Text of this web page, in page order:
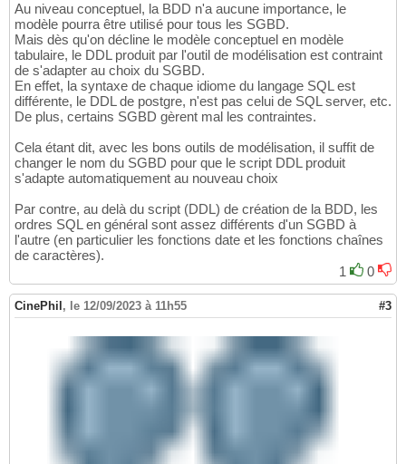
Au niveau conceptuel, la BDD n'a aucune importance, le
modèle pourra être utilisé pour tous les SGBD.
Mais dès qu'on décline le modèle conceptuel en modèle
tabulaire, le DDL produit par l'outil de modélisation est contraint
de s'adapter au choix du SGBD.
En effet, la syntaxe de chaque idiome du langage SQL est
différente, le DDL de postgre, n'est pas celui de SQL server, etc.
De plus, certains SGBD gèrent mal les contraintes.
Cela étant dit, avec les bons outils de modélisation, il suffit de
changer le nom du SGBD pour que le script DDL produit
s'adapte automatiquement au nouveau choix
Par contre, au delà du script (DDL) de création de la BDD, les
ordres SQL en général sont assez différents d'un SGBD à
l'autre (en particulier les fonctions date et les fonctions chaînes
de caractères).
1
0
CinePhil , le 12/09/2023 à 11h55 #3